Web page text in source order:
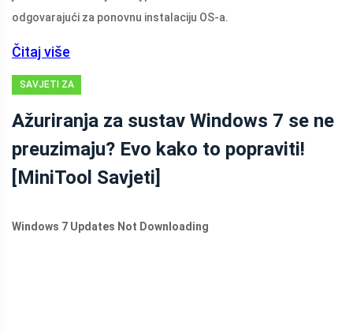
odgovarajući za ponovnu instalaciju OS-a.
Čitaj više
SAVJETI ZA
SIGURNOSNIH
KOPIJA
Ažuriranja za sustav Windows 7 se ne
preuzimaju? Evo kako to popraviti!
[MiniTool Savjeti]
Windows 7 Updates Not Downloading